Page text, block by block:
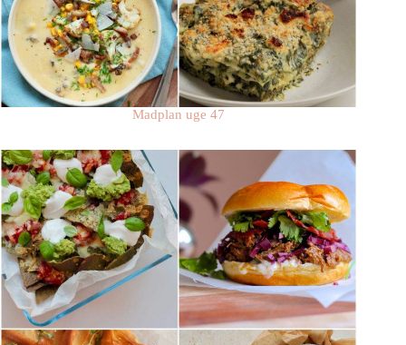
Madplan uge 47